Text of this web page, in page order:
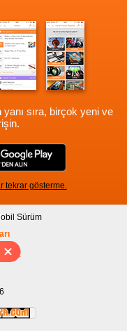
yanı sıra, birçok yeni ve
tekrar gösterme.
Sürüm